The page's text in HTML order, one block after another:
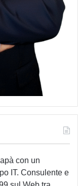
con un
IT. Consulente e